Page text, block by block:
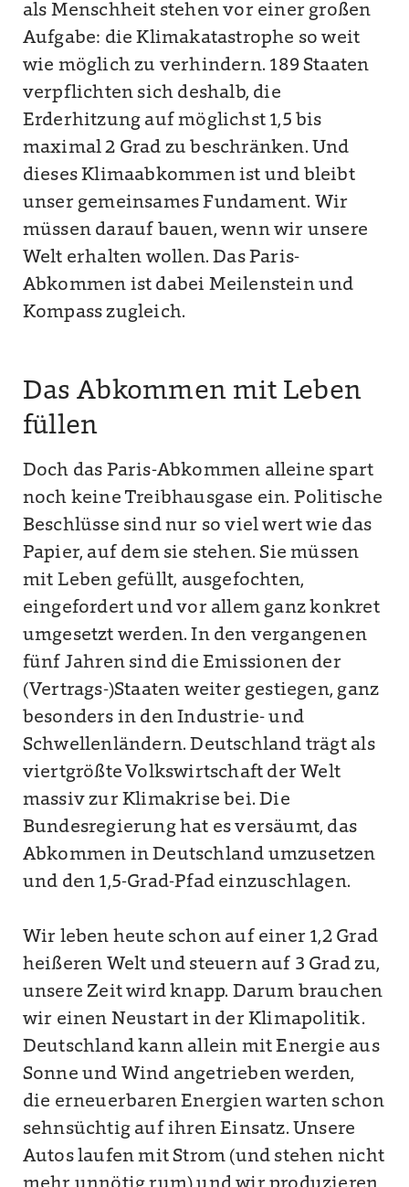
als Menschheit stehen vor einer großen
Aufgabe: die Klimakatastrophe so weit
wie möglich zu verhindern. 189 Staaten
verpflichten sich deshalb, die
Erderhitzung auf möglichst 1,5 bis
maximal 2 Grad zu beschränken. Und
dieses Klimaabkommen ist und bleibt
unser gemeinsames Fundament. Wir
müssen darauf bauen, wenn wir unsere
Welt erhalten wollen. Das Paris-
Abkommen ist dabei Meilenstein und
Kompass zugleich.
Das Abkommen mit Leben
füllen
Doch das Paris-Abkommen alleine spart
noch keine Treibhausgase ein. Politische
Beschlüsse sind nur so viel wert wie das
Papier, auf dem sie stehen. Sie müssen
mit Leben gefüllt, ausgefochten,
eingefordert und vor allem ganz konkret
umgesetzt werden. In den vergangenen
fünf Jahren sind die Emissionen der
(Vertrags-)Staaten weiter gestiegen, ganz
besonders in den Industrie- und
Schwellenländern. Deutschland trägt als
viertgrößte Volkswirtschaft der Welt
massiv zur Klimakrise bei. Die
Bundesregierung hat es versäumt, das
Abkommen in Deutschland umzusetzen
und den 1,5-Grad-Pfad einzuschlagen.
Wir leben heute schon auf einer 1,2 Grad
heißeren Welt und steuern auf 3 Grad zu,
unsere Zeit wird knapp. Darum brauchen
wir einen Neustart in der Klimapolitik.
Deutschland kann allein mit Energie aus
Sonne und Wind angetrieben werden,
die erneuerbaren Energien warten schon
sehnsüchtig auf ihren Einsatz. Unsere
Autos laufen mit Strom (und stehen nicht